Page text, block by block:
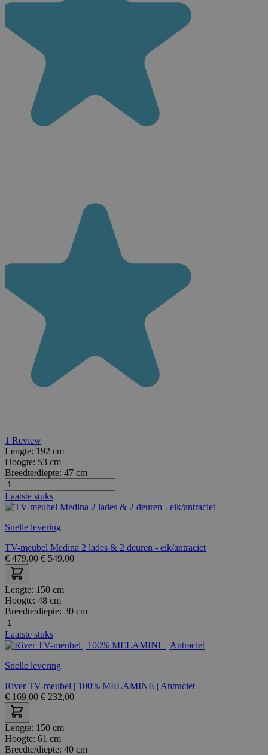
1 Review
Lengte: 192 cm
Hoogte: 53 cm
Breedte/diepte: 47 cm
Laatste stuks
Snelle levering
TV-meubel Medina 2 lades & 2 deuren - eik/antraciet
€ 479,00 € 549,00
Lengte: 150 cm
Hoogte: 48 cm
Breedte/diepte: 30 cm
Laatste stuks
Snelle levering
River TV-meubel | 100% MELAMINE | Antraciet
€ 169,00 € 232,00
Lengte: 150 cm
Hoogte: 61 cm
Breedte/diepte: 40 cm